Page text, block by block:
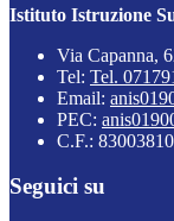
Istituto Istruzione
Via Capanna,
Tel: Tel.
Email:
PEC:
C.F.:
Seguici su